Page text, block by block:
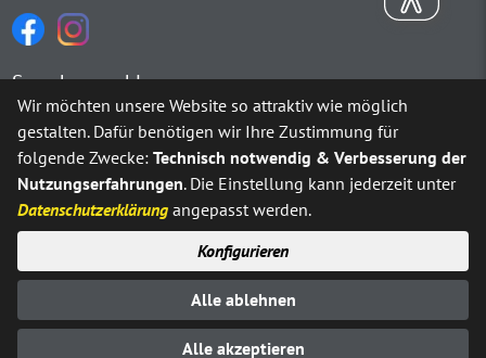
Sprachauswahl
Möchten Sie vonGoogle Translate bereitgestellte externe
Ja Immer
© Stadt Neuenrade 2025
Impressum Datenschutz
Erklärung zur Barrierefreiheit Kontakt
Wir möchten unsere Website so attraktiv wie möglich
gestalten. Dafür benötigen wir Ihre Zustimmung für
folgende Zwecke:Technisch notwendig & Verbesserung der
Nutzungserfahrungen. Die Einstellung kann jederzeit unter
Datenschutzerklärung angepasst werden.
Konfigurieren
Alle ablehnen
Alle akzeptieren